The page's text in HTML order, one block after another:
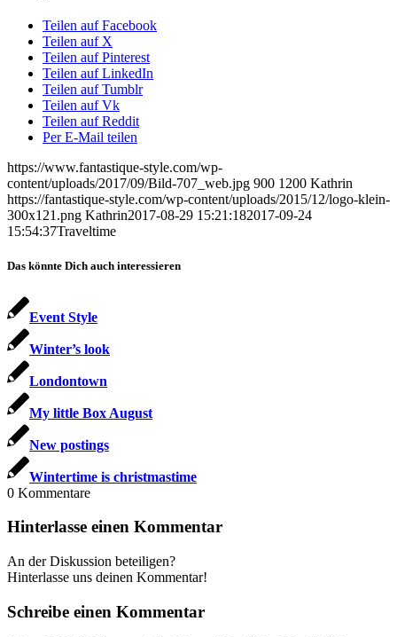
Teilen auf Facebook
Teilen auf X
Teilen auf Pinterest
Teilen auf LinkedIn
Teilen auf Tumblr
Teilen auf Vk
Teilen auf Reddit
Per E-Mail teilen
https://www.fantastique-style.com/wp-
content/uploads/2017/09/Bild-707_web.jpg 900 1200 Kathrin
https://fantastique-style.com/wp-content/uploads/2015/12/logo-klein-
300x121.png Kathrin2017-08-29 15:21:182017-09-24
15:54:37Traveltime
Das könnte Dich auch interessieren
Event Style
Winter’s look
Londontown
My little Box August
New postings
Wintertime is christmastime
0 Kommentare
Hinterlasse einen Kommentar
An der Diskussion beteiligen?
Hinterlasse uns deinen Kommentar!
Schreibe einen Kommentar